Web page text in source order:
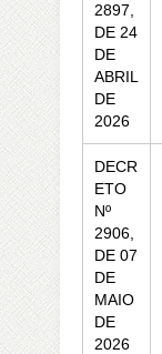
2897,
DE 24
DE
ABRIL
DE
2026
DECR
ETO
Nº
2906,
DE 07
DE
MAIO
DE
2026